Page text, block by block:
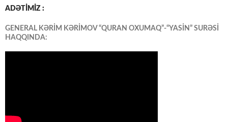
ADƏTİMİZ :
GENERAL KƏRİM KƏRİMOV “QURAN OXUMAQ”-“YASİN” SURƏSİ
HAQQINDA: